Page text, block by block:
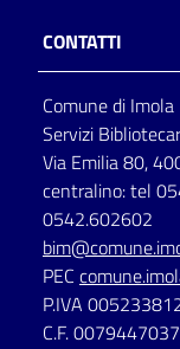
Seguici
su
CONTATTI
Comune di Imola
Servizi
Via Emilia 80,
centralino: tel
0542.602602
PEC
P.IVA
C.F.